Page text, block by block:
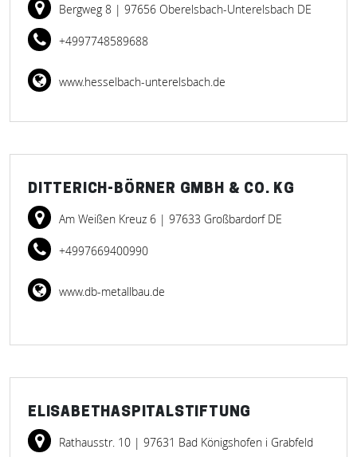
Bergweg 8 | 97656 Oberelsbach-Unterelsbach DE
+4997748589688
www.hesselbach-unterelsbach.de
DITTERICH-BÖRNER GMBH & CO. KG
Am Weißen Kreuz 6 | 97633 Großbardorf DE
+4997669400990
www.db-metallbau.de
ELISABETHASPITALSTIFTUNG
Rathausstr. 10 | 97631 Bad Königshofen i Grabfeld